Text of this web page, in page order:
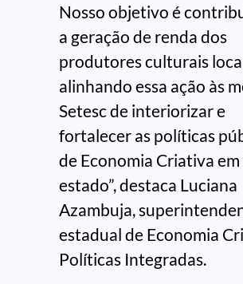
Nosso objetivo é
a geração de renda dos
produtores culturais
alinhando essa ação às
Setesc de interiorizar e
fortalecer as políticas
de Economia Criativa
estado”, destaca Luciana
Azambuja,
estadual de Economia
Políticas Integradas.